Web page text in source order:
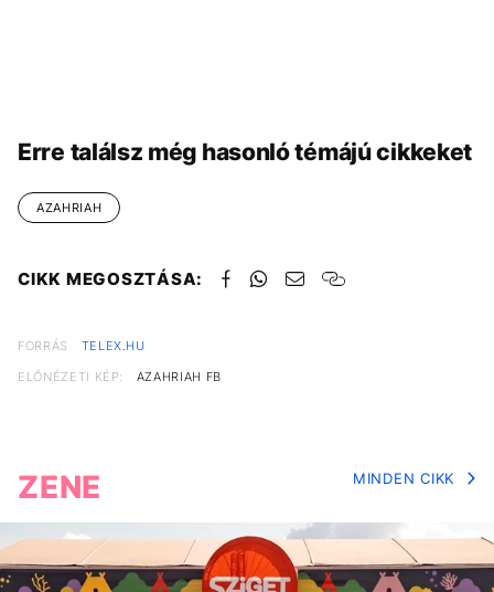
Erre találsz még hasonló témájú cikkeket
AZAHRIAH
CIKK MEGOSZTÁSA:
FORRÁS
TELEX.HU
ELŐNÉZETI KÉP:
AZAHRIAH FB
ZENE MINDEN CIKK